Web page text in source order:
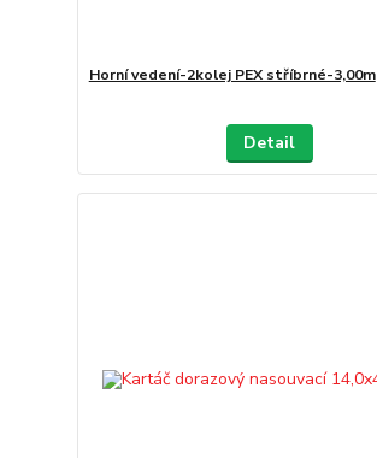
Horní vedení-2kolej PEX stříbrné-3,00m
Detail